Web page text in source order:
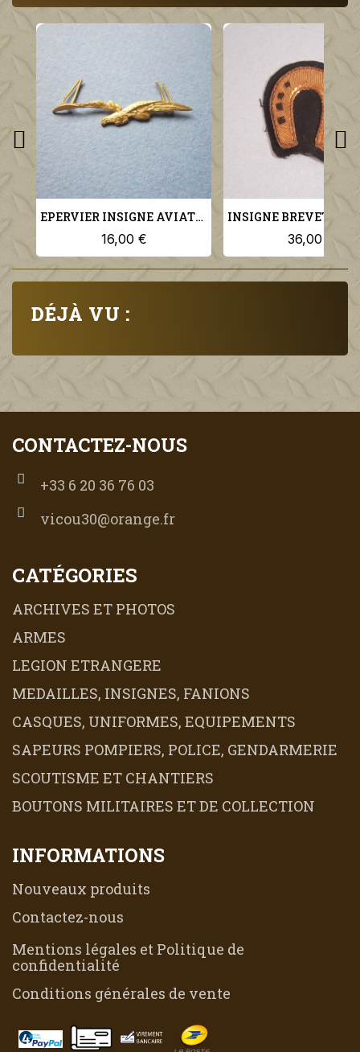
DÉJÀ VU :
EPERVIER INSIGNE AVIATION MILITAIRE POUR KEPI MODELE 1923 AIGLE
16,00 € 36,00 €
CONTACTEZ-NOUS
+33 6 20 36 76 03
vicou30@orange.fr
CATÉGORIES
ARCHIVES ET PHOTOS
ARMES
LEGION ETRANGERE
MEDAILLES, INSIGNES, FANIONS
CASQUES, UNIFORMES, EQUIPEMENTS
SAPEURS POMPIERS, POLICE, GENDARMERIE
SCOUTISME ET CHANTIERS
BOUTONS MILITAIRES ET DE COLLECTION
INFORMATIONS
Nouveaux produits
Contactez-nous
Mentions légales et Politique de
confidentialité
Conditions générales de vente